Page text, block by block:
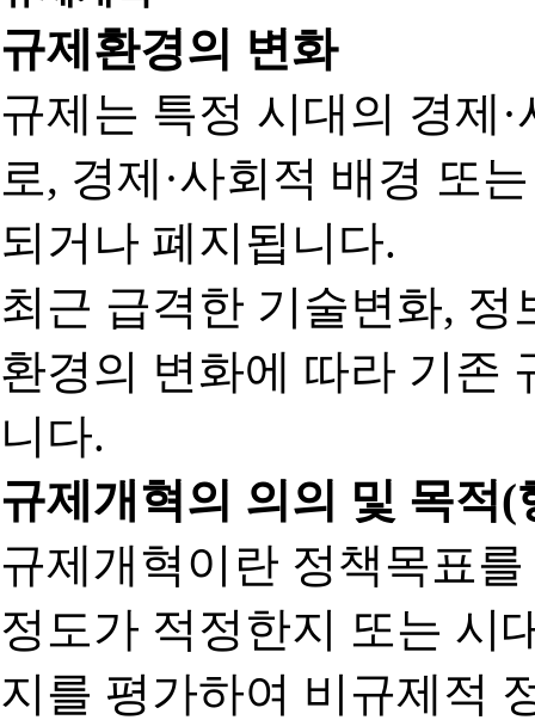
규제환경의 변화
규제는 특정 시대의 경제
로, 경제·사회적 배경 또
되거나 폐지됩니다.
최근 급격한 기술변화,
환경의 변화에 따라 기존
니다.
규제개혁의 의의 및 목적
규제개혁이란 정책목표
정도가 적정한지 또는 시
지를 평가하여 비규제적